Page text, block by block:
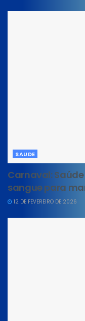
SAUDE
Carnaval:
sangue para
12 DE FEVEREIRO DE 2026